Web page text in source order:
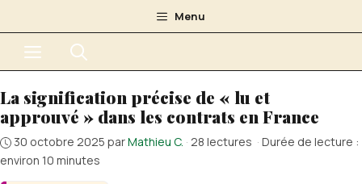
au
contenu
Menu
Menu
La signification précise de « lu et
approuvé » dans les contrats en France
30 octobre 2025 parMathieu C. · 28 lectures · Durée de lecture :
environ 10 minutes